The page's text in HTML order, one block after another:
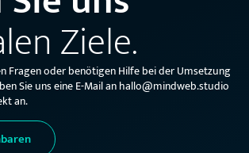
Ziele.
Fragen oder benötigen Hilfe bei der Umsetzung
Sie uns eine E-Mail an hallo@mindweb.studio
an.